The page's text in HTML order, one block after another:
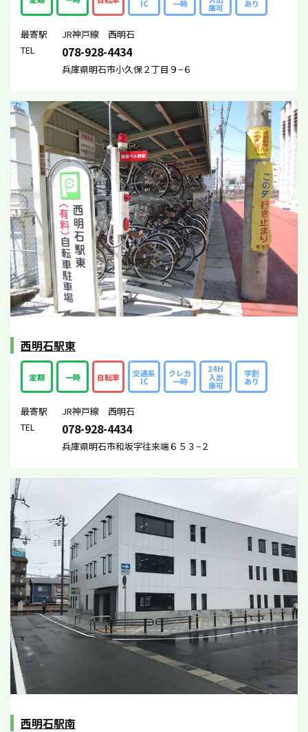
IC 一時 庫可 あり
最寄駅
JR神戸線 西明石
TEL
078-928-4434
兵庫県明石市小久保２丁目９−６
西明石駅東
定期 一時 自転車 交通系
IC
クレカ
一時
24H
入出
庫可
学割
あり
最寄駅
JR神戸線 西明石
TEL
078-928-4434
兵庫県明石市和坂字往来端６５３−２
西明石駅南